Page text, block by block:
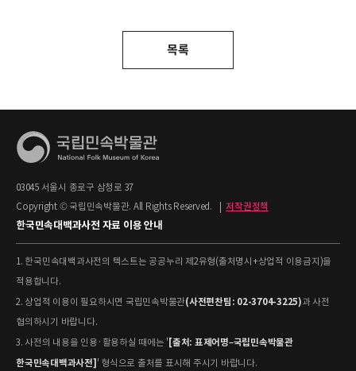
목록
03045 서울시 종로구 삼청로 37
Copyright © 국립민속박물관. All Rights Reserved.
저작권정책
한국민속대백과사전 자료 이용 안내
1. 한국민속대백과사전의 텍스트는 공공누리 제2유형(출처명시+상업적 이용금지)을
적용합니다.
2. 상업적 이용이 필요하시면 국립민속박물관(사전편찬팀: 02-3704-3225)과 사전
협의하시기 바랍니다.
3. 사전의 내용을 인용·활용하실 때에는 ' [출처: 표제어명–국립민속박물관
한국민속대백과사전] ' 형식으로 출처를 표시해 주시기 바랍니다.